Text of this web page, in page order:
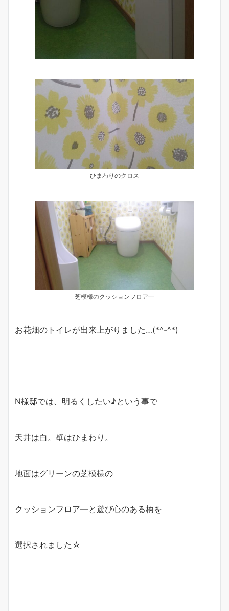
ひまわりのクロス
芝模様のクッションフロア―
お花畑のトイレが出来上がりました…(*^-^*)
N様邸では、明るくしたい♪という事で
天井は白。壁はひまわり。
地面はグリーンの芝模様の
クッションフロア―と遊び心のある柄を
選択されました☆